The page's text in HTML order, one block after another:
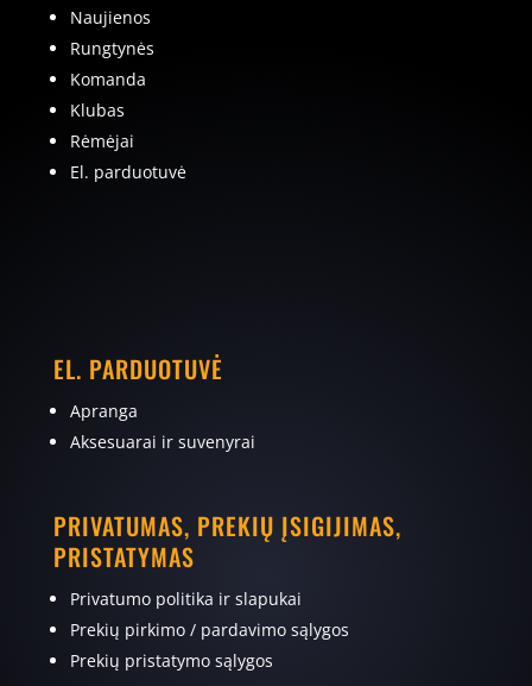
Naujienos
Rungtynės
Komanda
Klubas
Rėmėjai
El. parduotuvė
EL. PARDUOTUVĖ
Apranga
Aksesuarai ir suvenyrai
PRIVATUMAS, PREKIŲ ĮSIGIJIMAS,
PRISTATYMAS
Privatumo politika ir slapukai
Prekių pirkimo / pardavimo sąlygos
Prekių pristatymo sąlygos